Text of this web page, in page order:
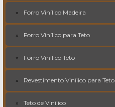
Forro Vinílico Madeira
Forro Vinílico para Teto
Forro Vinílico Teto
Revestimento Vinílico para Teto
Teto de Vinílico